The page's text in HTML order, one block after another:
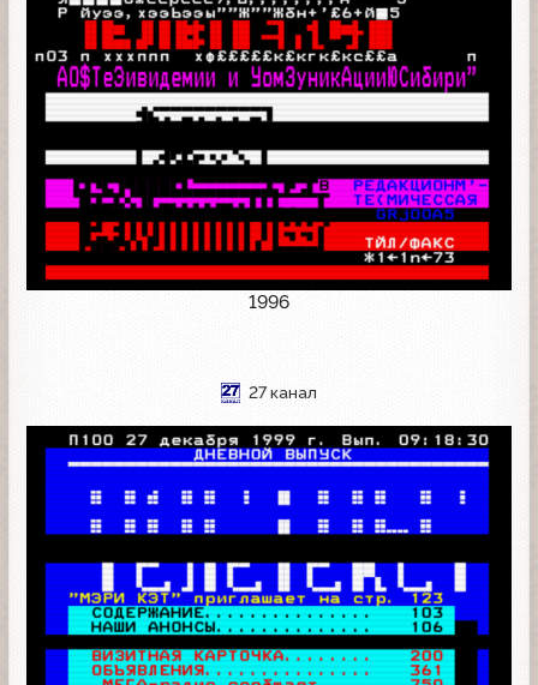
1996
27 канал